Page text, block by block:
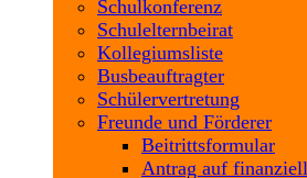
Schulkonferenz
Schulelternbeirat
Kollegiumsliste
Busbeauftragter
Schülervertretung
Freunde und Förderer
Beitrittsformular
Antrag auf